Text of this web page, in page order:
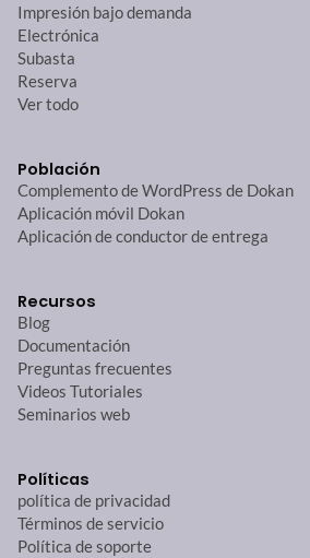
Impresión bajo demanda
Electrónica
Subasta
Reserva
Ver todo
Población
Complemento de WordPress de Dokan
Aplicación móvil Dokan
Aplicación de conductor de entrega
Recursos
Blog
Documentación
Preguntas frecuentes
Videos Tutoriales
Seminarios web
Políticas
política de privacidad
Términos de servicio
Política de soporte